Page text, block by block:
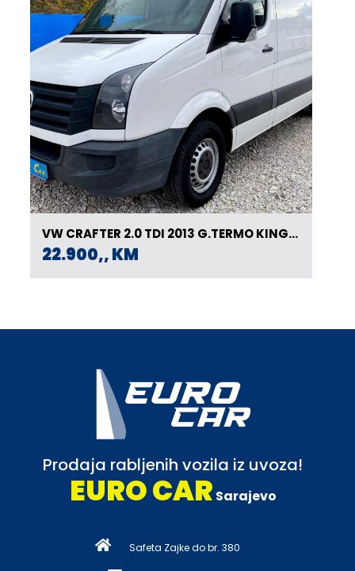
VW CRAFTER 2.0 TDI 2013 G.TERMO KING-
HLADNJAČA,-20
22.900,, KM
Prodaja rabljenih vozila iz uvoza!
EURO CAR Sarajevo
Safeta Zajke do br. 380